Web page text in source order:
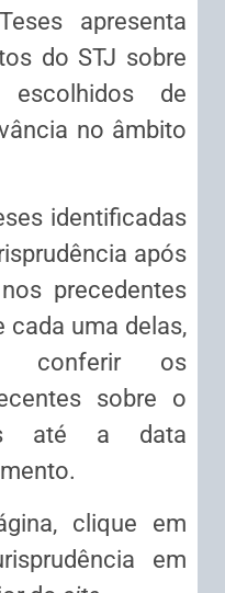
apresenta
do STJ sobre
escolhidos de
no âmbito
identificadas
após
precedentes
cada uma delas,
conferir os
sobre o
até a data
clique em
em